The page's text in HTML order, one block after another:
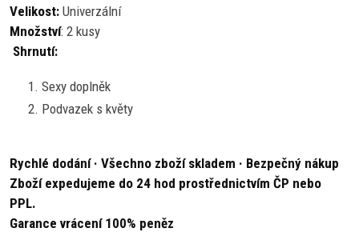
Velikost: Univerzální
Množství: 2 kusy
Shrnutí:
Sexy doplněk
Podvazek s květy
Rychlé dodání · Všechno zboží skladem · Bezpečný nákup
Zboží expedujeme do 24 hod prostřednictvím ČP nebo
PPL.
Garance vrácení 100% peněz